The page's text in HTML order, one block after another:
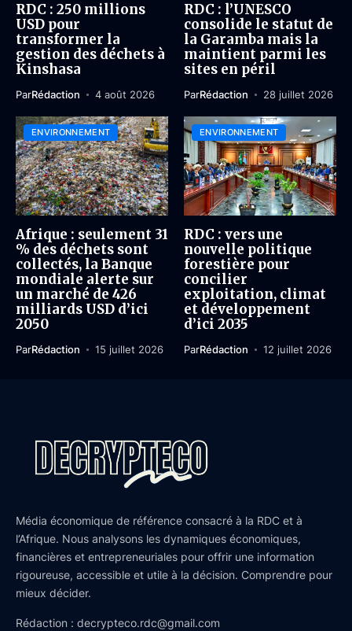
RDC : 250 millions
USD pour
transformer la
gestion des déchets à
Kinshasa
ParRédaction 4 août 2026
RDC : l’UNESCO
consolide le statut de
la Garamba mais la
maintient parmi les
sites en péril
ParRédaction 28 juillet 2026
ENVIRONNEMENT
Afrique : seulement 31
% des déchets sont
collectés, la Banque
mondiale alerte sur
un marché de 426
milliards USD d’ici
2050
ParRédaction 15 juillet 2026
ENVIRONNEMENT
RDC : vers une
nouvelle politique
forestière pour
concilier
exploitation, climat
et développement
d’ici 2035
ParRédaction 12 juillet 2026
Média économique de référence consacré à la RDC et à
l’Afrique. Nous analysons les dynamiques économiques,
financières et entrepreneuriales pour offrir une information
rigoureuse, accessible et utile à la décision. Comprendre pour
mieux décider.
Rédaction : decrypteco.rdc@gmail.com